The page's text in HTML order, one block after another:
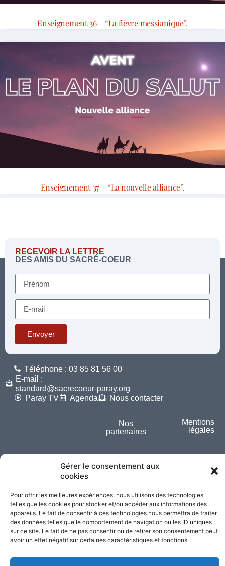
Gérer le consentement aux
cookies
Pour offrir les meilleures expériences, nous utilisons des technologies
telles que les cookies pour stocker et/ou accéder aux informations des
appareils. Le fait de consentir à ces technologies nous permettra de traiter
des données telles que le comportement de navigation ou les ID uniques
sur ce site. Le fait de ne pas consentir ou de retirer son consentement peut
avoir un effet négatif sur certaines caractéristiques et fonctions.
Enseignement 36 – “La fièvre messianique”.
Enseignement 37 – “La nouvelle alliance”.
RECEVOIR LA LETTRE
DES AMIS DU SACRÉ-COEUR
Envoyer
Téléphone : 03 85 81 56 00
E-mail :
standard@sacrecoeur-paray.org
Paray TV
Agenda Nous contacter
Nos
partenaires
Mentions
légales
Partagez cette page